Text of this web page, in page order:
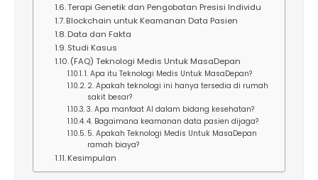
Terapi Genetik dan Pengobatan Presisi Individu
Blockchain untuk Keamanan Data Pasien
Data dan Fakta
Studi Kasus
(FAQ) Teknologi Medis Untuk MasaDepan
1. Apa itu Teknologi Medis Untuk MasaDepan?
2. Apakah teknologi ini hanya tersedia di rumah
sakit besar?
3. Apa manfaat AI dalam bidang kesehatan?
4. Bagaimana keamanan data pasien dijaga?
5. Apakah Teknologi Medis Untuk MasaDepan
ramah biaya?
Kesimpulan